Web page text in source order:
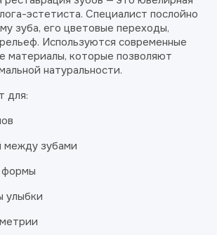
эстетиста. Специалист послойно
зуба, его цветовые переходы,
Используются современные
материалы, которые позволяют
натуральности.
для:
между зубами
формы
улыбки